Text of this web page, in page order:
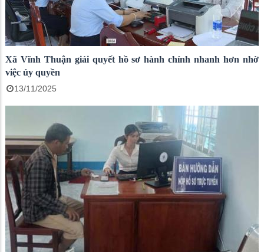
Xã Vĩnh Thuận giải quyết hồ sơ hành chính nhanh hơn nhờ
việc ủy quyền
13/11/2025